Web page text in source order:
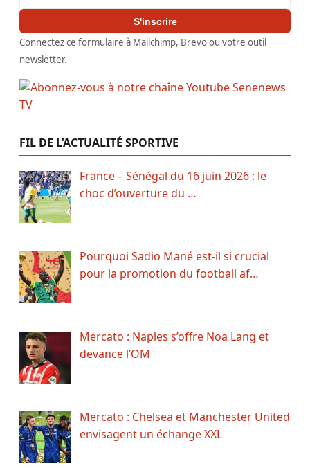
S'inscrire
Connectez ce formulaire à Mailchimp, Brevo ou votre outil
newsletter.
FIL DE L’ACTUALITÉ SPORTIVE
France – Sénégal du 16 juin 2026 : le
choc d’ouverture du …
Pourquoi Sadio Mané est-il si crucial
pour la promotion du football af…
Mercato : Naples s’offre Noa Lang et
devance l’OM
Mercato : Chelsea et Manchester United
envisagent un échange XXL